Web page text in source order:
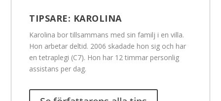
TIPSARE: KAROLINA
Karolina bor tillsammans med sin familj i en villa.
Hon arbetar deltid. 2006 skadade hon sig och har
en tetraplegi (C7). Hon har 12 timmar personlig
assistans per dag.